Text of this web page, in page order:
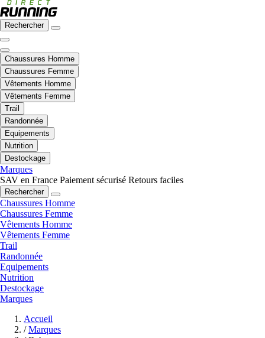
Rechercher
Chaussures Homme
Chaussures Femme
Vêtements Homme
Vêtements Femme
Trail
Randonnée
Equipements
Nutrition
Destockage
Marques
SAV en France Paiement sécurisé Retours faciles
Rechercher
Chaussures Homme
Chaussures Femme
Vêtements Homme
Vêtements Femme
Trail
Randonnée
Equipements
Nutrition
Destockage
Marques
Accueil
/ Marques